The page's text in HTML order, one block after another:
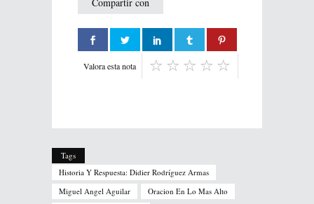
Valora esta nota
Tags
Historia Y Respuesta: Didier Rodríguez Armas
Miguel Angel Aguilar
Oracion En Lo Mas Alto